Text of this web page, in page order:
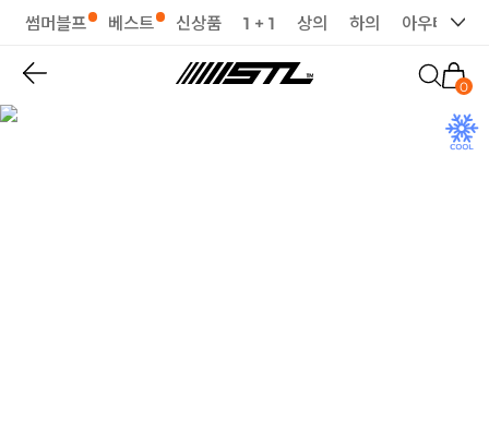
썸머블프 베스트 신상품 1 + 1 상의 하의 아우터
0